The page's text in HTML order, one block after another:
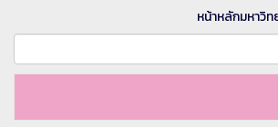
หน้าหลักมหาวิ